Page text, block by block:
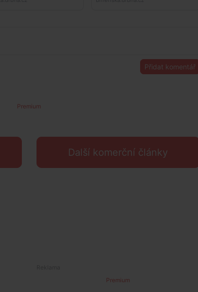
Přidat komentář
Premium
Další komerční články
Premium